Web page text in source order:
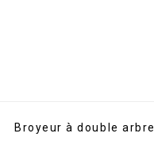
Broyeur à double arbre